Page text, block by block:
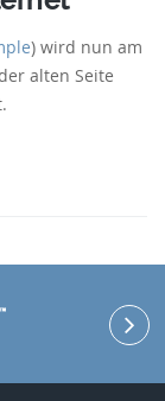
) wird nun am
alten Seite